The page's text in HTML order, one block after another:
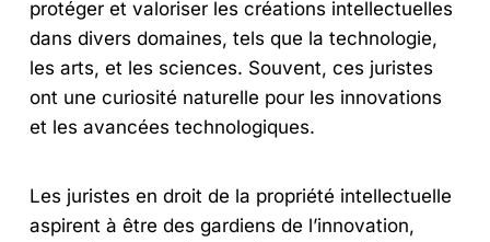
protéger et valoriser les créations intellectuelles
dans divers domaines, tels que la technologie,
les arts, et les sciences. Souvent, ces juristes
ont une curiosité naturelle pour les innovations
et les avancées technologiques.
Les juristes en droit de la propriété intellectuelle
aspirent à être des gardiens de l’innovation,